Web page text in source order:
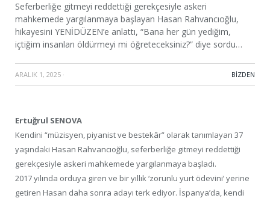
Seferberliğe gitmeyi reddettiği gerekçesiyle askeri
mahkemede yargılanmaya başlayan Hasan Rahvancıoğlu,
hikayesini YENİDÜZEN’e anlattı, “Bana her gün yediğim,
içtiğim insanları öldürmeyi mi öğreteceksiniz?” diye sordu…
ARALIK 1, 2025 · BIZDEN
Ertuğrul SENOVA
Kendini “müzisyen, piyanist ve bestekâr” olarak tanımlayan 37
yaşındaki Hasan Rahvancıoğlu, seferberliğe gitmeyi reddettiği
gerekçesiyle askeri mahkemede yargılanmaya başladı.
2017 yılında orduya giren ve bir yıllık ‘zorunlu yurt ödevini’ yerine
getiren Hasan daha sonra adayı terk ediyor. İspanya’da, kendi